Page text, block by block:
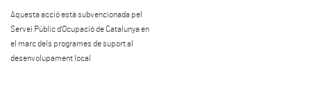
Aquesta acció està subvencionada pel
Servei Públic d'Ocupació de Catalunya en
el marc dels programes de suport al
desenvolupament local